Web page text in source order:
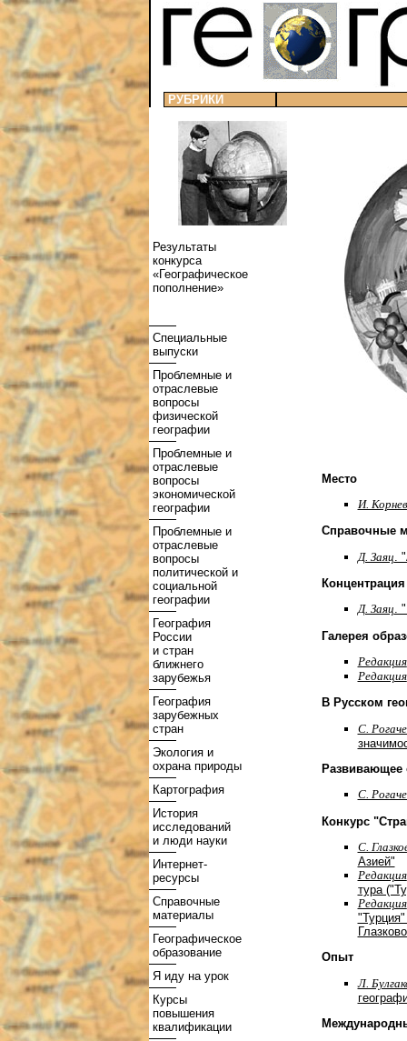
РУБРИКИ
Результаты
конкурса
«Географическое
пополнение»
Специальные
выпуски
Проблемные и
отраслевые
вопросы
физической
географии
Проблемные и
отраслевые
вопросы
экономической
географии
Проблемные и
отраслевые
вопросы
политической и
социальной
географии
География
России
и стран
ближнего
зарубежья
География
зарубежных
стран
Экология и
охрана природы
Картография
История
исследований
и люди науки
Интернет-
ресурсы
Справочные
материалы
Географическое
образование
Я иду на урок
Курсы
повышения
квалификации
Место
И. Корнев
Справочные
Д. Заяц .
Д. Заяц.
Галерея
Редакция
Редакция
В Русском
С.
Развивающее
С.
Конкурс
С.
Азией"
Редакция
тура
Редакция
Опыт
Л.